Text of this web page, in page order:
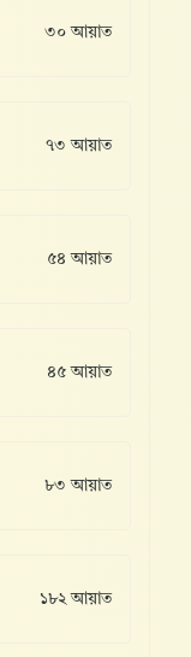
৩০ আয়াত
৭৩ আয়াত
৫৪ আয়াত
৪৫ আয়াত
৮৩ আয়াত
১৮২ আয়াত